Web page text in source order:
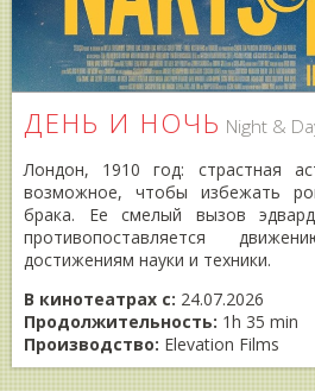
ДЕНЬ И НОЧЬ Night &
Лондон, 1910 год: страстная
возможное, чтобы избежать
брака. Ее смелый вызов
противопоставляется
достижениям науки и техники.
В кинотеатрах с: 24.07.2026
Продолжительность: 1h 35 min
Производство: Elevation Films